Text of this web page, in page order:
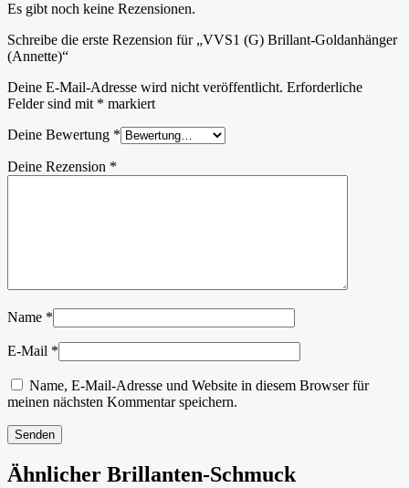
Es gibt noch keine Rezensionen.
Schreibe die erste Rezension für „VVS1 (G) Brillant-Goldanhänger
(Annette)“
Deine E-Mail-Adresse wird nicht veröffentlicht. Erforderliche
Felder sind mit * markiert
Deine Bewertung *
Deine Rezension *
Name *
E-Mail *
Name, E-Mail-Adresse und Website in diesem Browser für
meinen nächsten Kommentar speichern.
Ähnlicher Brillanten-Schmuck